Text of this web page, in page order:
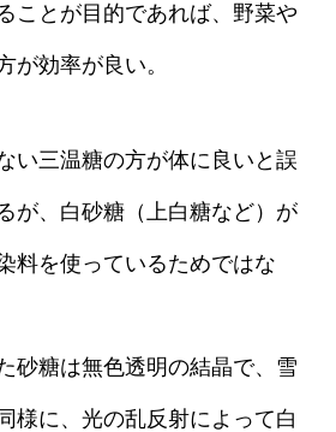
ことが目的であれば、野菜や
が効率が良い。
い三温糖の方が体に良いと誤
が、白砂糖（上白糖など）が
料を使っているためではな
砂糖は無色透明の結晶で、雪
様に、光の乱反射によって白